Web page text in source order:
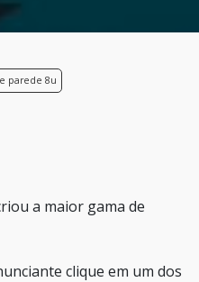
parede 8u
a maior gama de
clique em um dos